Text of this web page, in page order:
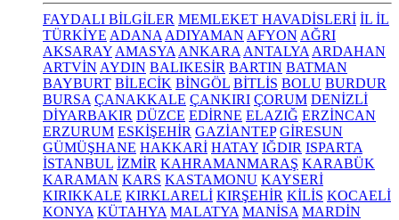
FAYDALI BİLGİLER MEMLEKET HAVADİSLERİ İL İL
TÜRKİYE ADANA ADIYAMAN AFYON AĞRI
AKSARAY AMASYA ANKARA ANTALYA ARDAHAN
ARTVİN AYDIN BALIKESİR BARTIN BATMAN
BAYBURT BİLECİK BİNGÖL BİTLİS BOLU BURDUR
BURSA ÇANAKKALE ÇANKIRI ÇORUM DENİZLİ
DİYARBAKIR DÜZCE EDİRNE ELAZIĞ ERZİNCAN
ERZURUM ESKİŞEHİR GAZİANTEP GİRESUN
GÜMÜŞHANE HAKKARİ HATAY IĞDIR ISPARTA
İSTANBUL İZMİR KAHRAMANMARAŞ KARABÜK
KARAMAN KARS KASTAMONU KAYSERİ
KIRIKKALE KIRKLARELİ KIRŞEHİR KİLİS KOCAELİ
KONYA KÜTAHYA MALATYA MANİSA MARDİN